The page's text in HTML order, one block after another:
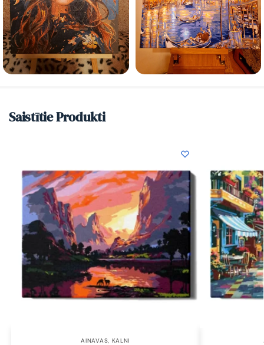
Saistītie Produkti
AINAVAS, KALNI